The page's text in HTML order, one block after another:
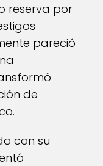
reserva por
pareció
de
con su